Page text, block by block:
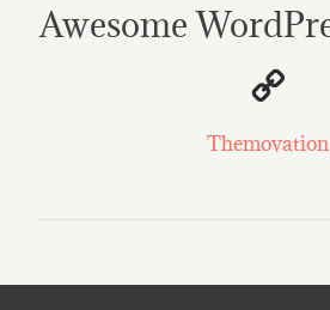
Awesome
Themovation